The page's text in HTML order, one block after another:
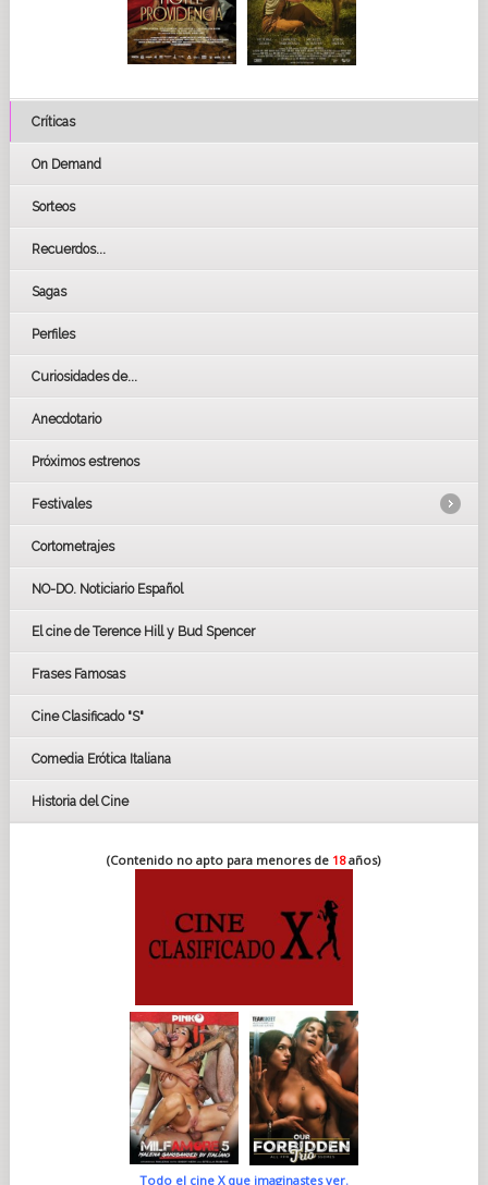
Críticas
On Demand
Sorteos
Recuerdos...
Sagas
Perfiles
Curiosidades de...
Anecdotario
Próximos estrenos
Festivales
LOS OSCARS
GOYAS
BAFTA
Cortometrajes
NO-DO. Noticiario Español
El cine de Terence Hill y Bud Spencer
Frases Famosas
Cine Clasificado "S"
Comedia Erótica Italiana
Historia del Cine
(Contenido no apto para menores de 18años)
Todo el cine X que imaginastes ver.